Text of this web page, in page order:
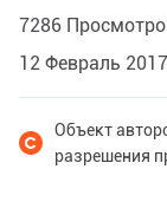
7286
12 Февраль
Объект
разрешения